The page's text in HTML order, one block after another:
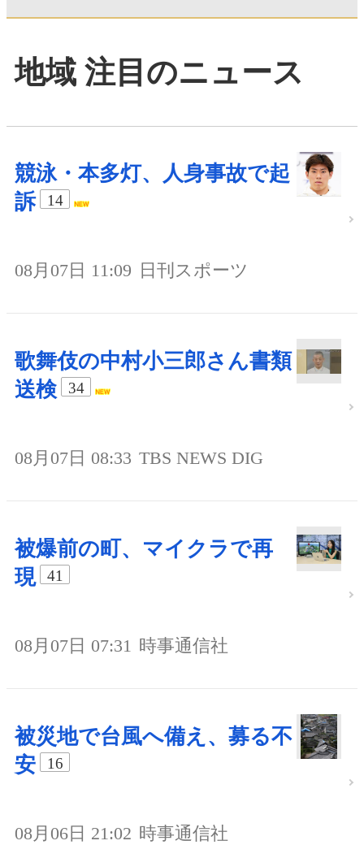
地域 注目のニュース
競泳・本多灯、人身事故で起
訴
14
08月07日 11:09 日刊スポーツ
歌舞伎の中村小三郎さん書類
送検
34
08月07日 08:33 TBS NEWS DIG
被爆前の町、マイクラで再
現
41
08月07日 07:31 時事通信社
被災地で台風へ備え、募る不
安
16
08月06日 21:02 時事通信社